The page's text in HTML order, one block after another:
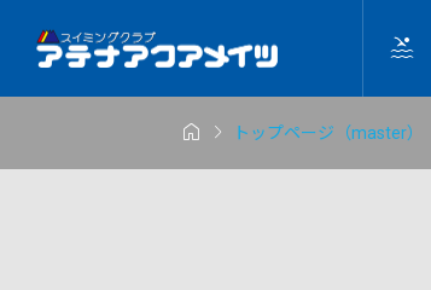

  トップページ（master）